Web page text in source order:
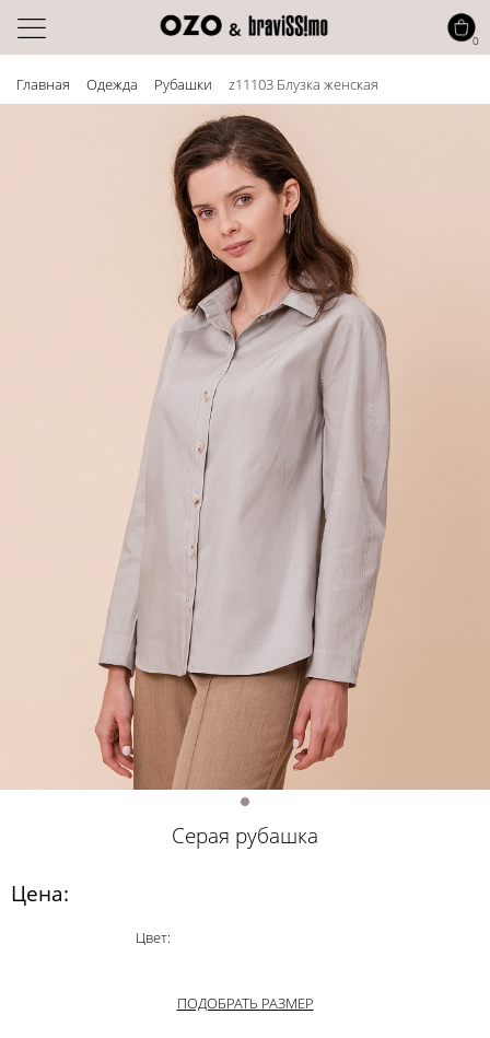
Главная Одежда Рубашки z11103 Блузка женская
Серая рубашка
Цена:
Цвет:
ПОДОБРАТЬ РАЗМЕР
0